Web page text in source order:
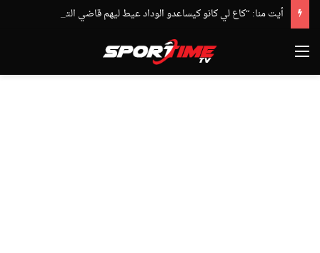
القائمة